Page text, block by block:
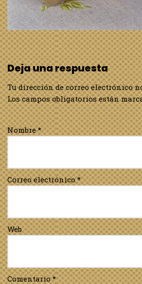
Deja una respuesta
Tu dirección de correo electrónico
Los campos obligatorios están
Nombre*
Correo electrónico*
Web
Comentario*